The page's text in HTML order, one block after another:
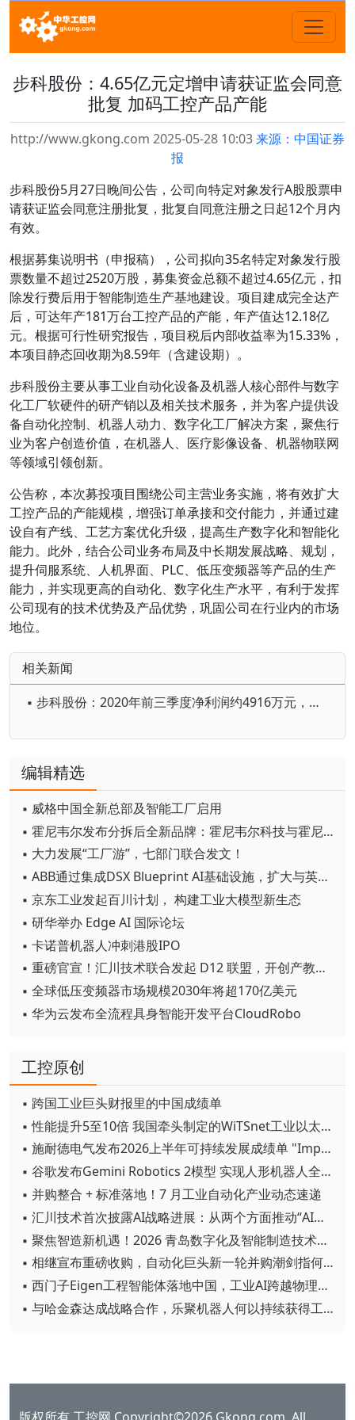
步科股份：4.65亿元定增申请获证监会同意
批复 加码工控产品产能
http://www.gkong.com 2025-05-28 10:03来源：中国证券
报
步科股份5月27日晚间公告，公司向特定对象发行A股股票申
请获证监会同意注册批复，批复自同意注册之日起12个月内
有效。
根据募集说明书（申报稿），公司拟向35名特定对象发行股
票数量不超过2520万股，募集资金总额不超过4.65亿元，扣
除发行费后用于智能制造生产基地建设。项目建成完全达产
后，可达年产181万台工控产品的产能，年产值达12.18亿
元。根据可行性研究报告，项目税后内部收益率为15.33%，
本项目静态回收期为8.59年（含建设期）。
步科股份主要从事工业自动化设备及机器人核心部件与数字
化工厂软硬件的研产销以及相关技术服务，并为客户提供设
备自动化控制、机器人动力、数字化工厂解决方案，聚焦行
业为客户创造价值，在机器人、医疗影像设备、机器物联网
等领域引领创新。
公告称，本次募投项目围绕公司主营业务实施，将有效扩大
工控产品的产能规模，增强订单承接和交付能力，并通过建
设自有产线、工艺方案优化升级，提高生产数字化和智能化
能力。此外，结合公司业务布局及中长期发展战略、规划，
提升伺服系统、人机界面、PLC、低压变频器等产品的生产
能力，并实现更高的自动化、数字化生产水平，有利于发挥
公司现有的技术优势及产品优势，巩固公司在行业内的市场
地位。
相关新闻
▪ 步科股份：2020年前三季度净利润约4916万元，同比增加68.17%
编辑精选
▪ 威格中国全新总部及智能工厂启用
▪ 霍尼韦尔发布分拆后全新品牌：霍尼韦尔科技与霍尼韦尔航空航天
▪ 大力发展“工厂游”，七部门联合发文！
▪ ABB通过集成DSX Blueprint AI基础设施，扩大与英伟达的合作
▪ 京东工业发起百川计划， 构建工业大模型新生态
▪ 研华举办 Edge AI 国际论坛
▪ 卡诺普机器人冲刺港股IPO
▪ 重磅官宣！汇川技术联合发起 D12 联盟，开创产教融合新范式
▪ 全球低压变频器市场规模2030年将超170亿美元
▪ 华为云发布全流程具身智能开发平台CloudRobo
工控原创
▪ 跨国工业巨头财报里的中国成绩单
▪ 性能提升5至10倍 我国牵头制定的WiTSnet工业以太网国际标准正式发布
▪ 施耐德电气发布2026上半年可持续发展成绩单 "Impact 2030"路线图开局稳健
▪ 谷歌发布Gemini Robotics 2模型 实现人形机器人全身智能控制突破
▪ 并购整合 + 标准落地！7 月工业自动化产业动态速递
▪ 汇川技术首次披露AI战略进展：从两个方面推动“AI业务化”落地
▪ 聚焦智造新机遇！2026 青岛数字化及智能制造技术论坛圆满落幕
▪ 相继宣布重磅收购，自动化巨头新一轮并购潮剑指何方？
▪ 西门子Eigen工程智能体落地中国，工业AI跨越物理世界“确定性”拐点
▪ 与哈金森达成战略合作，乐聚机器人何以持续获得工业巨头青睐？